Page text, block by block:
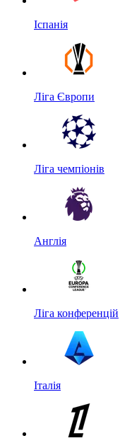
Іспанія
Ліга Європи
Ліга чемпіонів
Англія
Ліга конференцій
Італія